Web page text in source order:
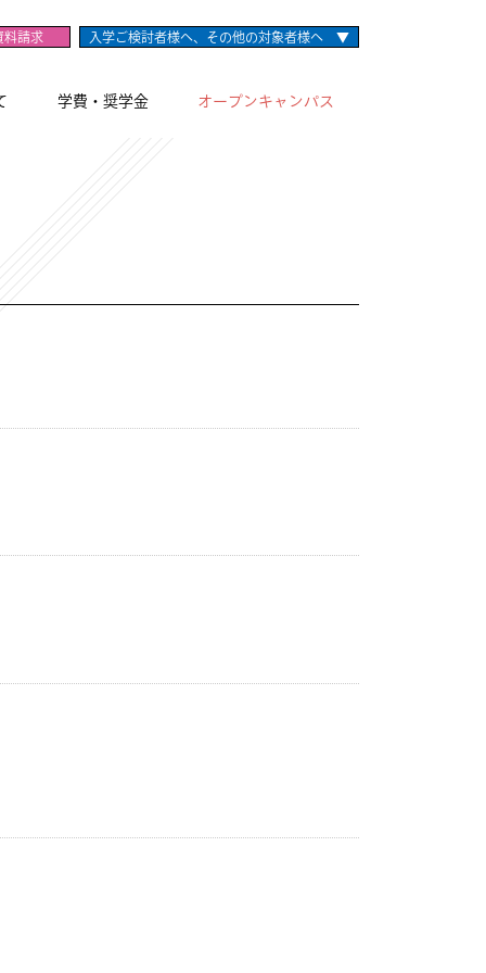
料請求 入学ご検討者様へ、その他の対象者様へ ▼
学費・奨学金 オープンキャンパス